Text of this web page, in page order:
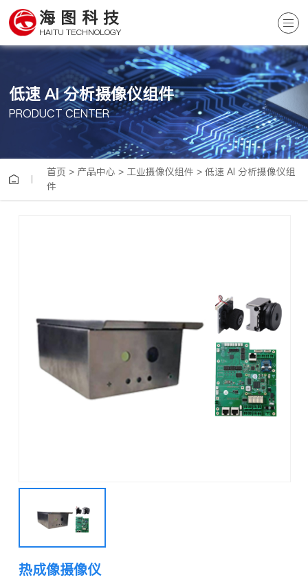
海图科技
HAITU TECHNOLOGY
低速 AI 分析摄像仪组件
PRODUCT CENTER
首页 > 产品中心 > 工业摄像仪组件 >低速 AI 分析摄像仪组
件
热成像摄像仪